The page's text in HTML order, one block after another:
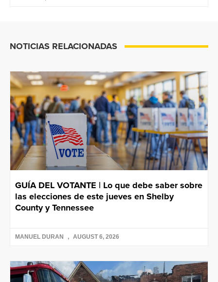
NOTICIAS RELACIONADAS
GUÍA DEL VOTANTE | Lo que debe saber sobre
las elecciones de este jueves en Shelby
County y Tennessee
MANUEL DURAN AUGUST 6, 2026